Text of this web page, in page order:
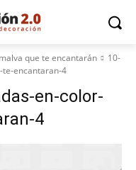
que te encantarán
10-
te-encantaran-4
en-color-
4